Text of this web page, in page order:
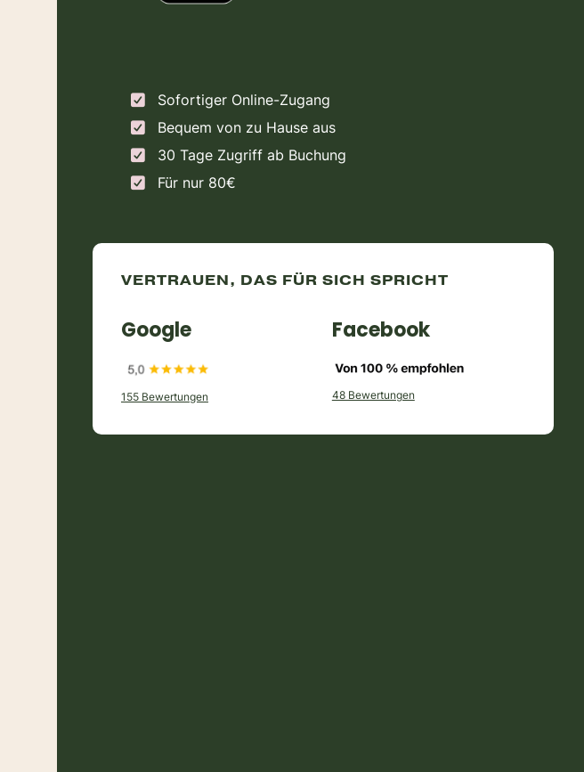
Sofortiger Online-Zugang
Bequem von zu Hause aus
30 Tage Zugriff ab Buchung
Für nur 80€
VERTRAUEN, DAS FÜR SICH SPRICHT
Google
155 Bewertungen
Facebook
48 Bewertungen